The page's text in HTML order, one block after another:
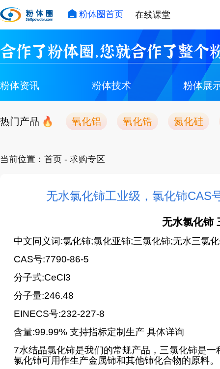
粉体圈首页 在线课堂
合作了粉体圈，您就合作了整个
粉体资讯 粉体技术 粉体展
热门产品 氧化铝 氧化锆 氮化硅
当前位置： 首页 - 求购专区
无水氯化铈工业级，氯化铈CAS
无水氯化铈
中文同义词:氯化铈;氯化亚铈;三氯化铈;无水三氯
CAS号:7790-86-5
分子式:CeCl3
分子量:246.48
EINECS号:232-227-8
含量:99.99% 支持指标定制生产 具体详询
7水结晶氯化铈是我们的常规产品，三氯化铈是
氯化铈可用作生产金属铈和其他铈化合物的原料。